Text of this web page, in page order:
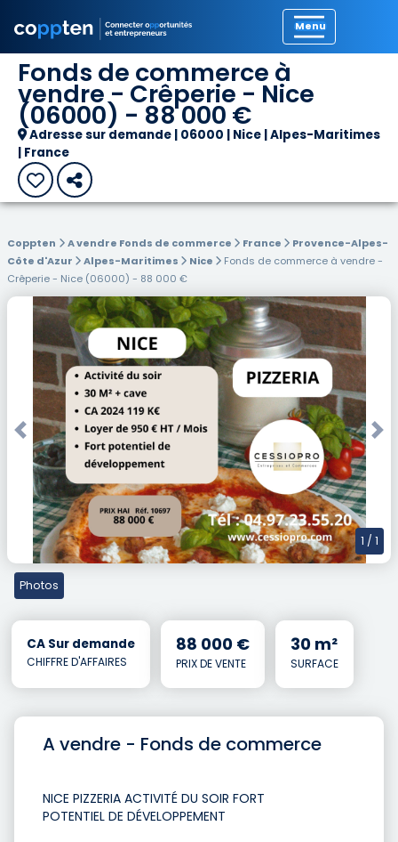
Fonds de commerce à
vendre - Crêperie - Nice
(06000) - 88 000 €
Adresse sur demande | 06000 | Nice | Alpes-Maritimes
| France
Coppten A vendre Fonds de commerce France
Provence-Alpes-
Côte d'Azur
Alpes-Maritimes Nice
Fonds de commerce à vendre -
Crêperie - Nice (06000) - 88 000 €
Previous
1 / 1
Photos
CA Sur demande
CHIFFRE D'AFFAIRES
88 000 €
PRIX DE VENTE
30 m²
SURFACE
A vendre - Fonds de commerce
NICE PIZZERIA ACTIVITÉ DU SOIR FORT
POTENTIEL DE DÉVELOPPEMENT